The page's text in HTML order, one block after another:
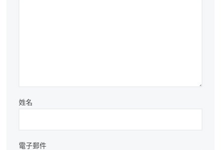
姓名
電子郵件